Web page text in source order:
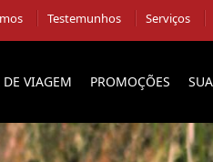
Testemunhos Serviços
VIAGEM PROMOÇÕES